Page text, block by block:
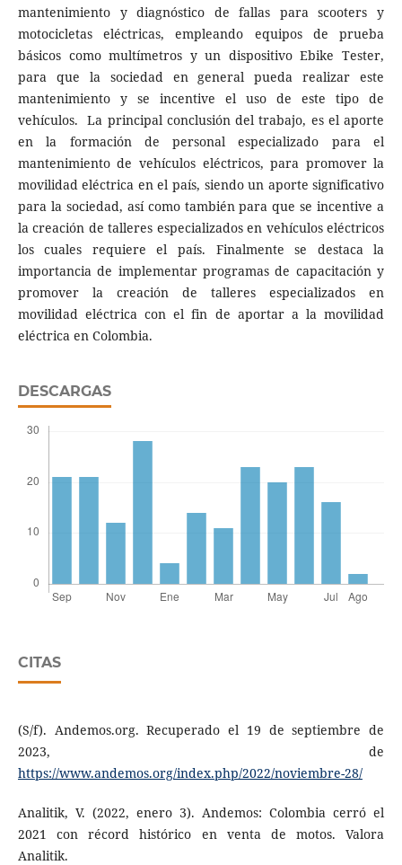
mantenimiento y diagnóstico de fallas para scooters y
motocicletas eléctricas, empleando equipos de prueba
básicos como multímetros y un dispositivo Ebike Tester,
para que la sociedad en general pueda realizar este
mantenimiento y se incentive el uso de este tipo de
vehículos. La principal conclusión del trabajo, es el aporte
en la formación de personal especializado para el
mantenimiento de vehículos eléctricos, para promover la
movilidad eléctrica en el país, siendo un aporte significativo
para la sociedad, así como también para que se incentive a
la creación de talleres especializados en vehículos eléctricos
los cuales requiere el país. Finalmente se destaca la
importancia de implementar programas de capacitación y
promover la creación de talleres especializados en
movilidad eléctrica con el fin de aportar a la movilidad
eléctrica en Colombia.
DESCARGAS
CITAS
(S/f). Andemos.org. Recuperado el 19 de septiembre de
2023, de
https://www.andemos.org/index.php/2022/noviembre-28/
Analitik, V. (2022, enero 3). Andemos: Colombia cerró el
2021 con récord histórico en venta de motos. Valora
Analitik.